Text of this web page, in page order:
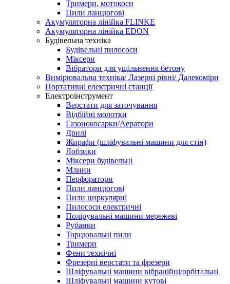
Тримери, мотокоси
Пили ланцюгові
Акумуляторна лінійка FLINKE
Акумуляторна лінійка EDON
Будівельна техніка
Будівельні пилососи
Міксери
Вібратори для ущільнення бетону
Вимірювальна техніка/ Лазерні рівні/ Далекоміри
Портативні електричні станції
Електроінструмент
Верстати для заточування
Відбійні молотки
Газонокосарки/Аератори
Дрилі
Жирафи (шліфувальні машини для стін)
Лобзики
Міксери будівельні
Млини
Перфоратори
Пили ланцюгові
Пили циркулярні
Пилососи електричні
Полірувальні машини мережеві
Рубанки
Торцювальні пили
Тримери
Фени технічні
Фрезерні верстати та фрезери
Шліфувальні машини вібраційні/орбітальні
Шліфувальні машини кутові